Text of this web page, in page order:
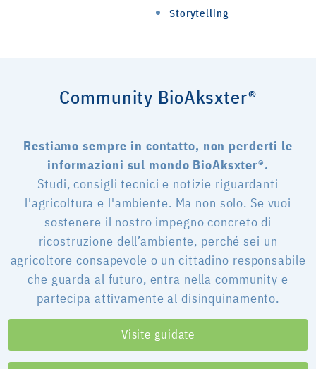
Storytelling
Community BioAksxter®
Restiamo sempre in contatto, non perderti le
informazioni sul mondo BioAksxter®.
Studi, consigli tecnici e notizie riguardanti
l'agricoltura e l'ambiente. Ma non solo. Se vuoi
sostenere il nostro impegno concreto di
ricostruzione dell’ambiente, perché sei un
agricoltore consapevole o un cittadino responsabile
che guarda al futuro, entra nella community e
partecipa attivamente al disinquinamento.
Visite guidate